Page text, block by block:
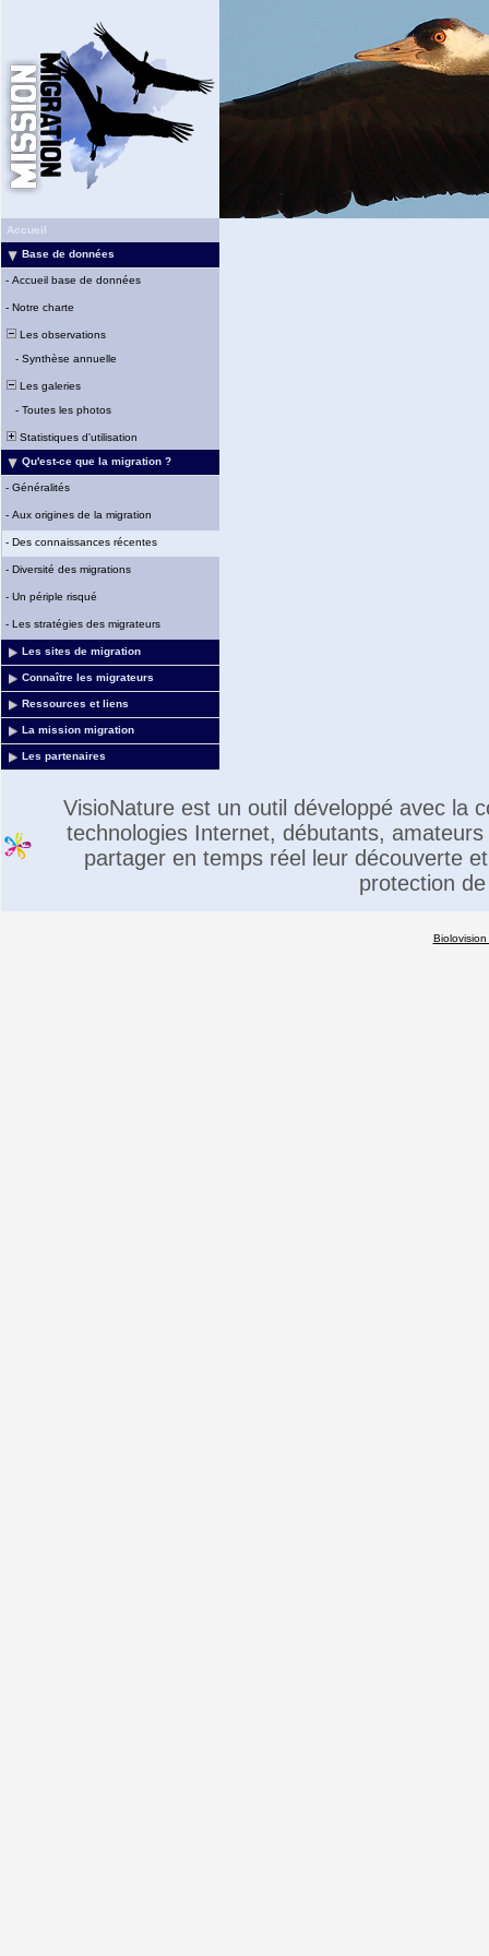
Accueil
Base de données
- Accueil base de données
- Notre charte
Les observations
- Synthèse annuelle
Les galeries
- Toutes les photos
Statistiques d'utilisation
Qu'est-ce que la migration ?
- Généralités
- Aux origines de la migration
- Des connaissances récentes
- Diversité des migrations
- Un périple risqué
- Les stratégies des migrateurs
Les sites de migration
Connaître les migrateurs
Ressources et liens
La mission migration
Les partenaires
VisioNature est un outil développé avec la
technologies Internet, débutants,
partager en temps réel leur découverte
protection
Biolovision